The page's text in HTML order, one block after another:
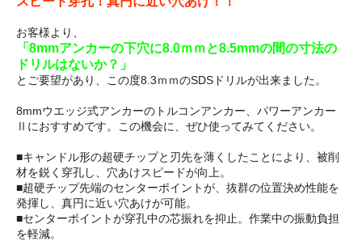
お客様より、
「8mmアンカーの下穴に8.0ｍｍと8.5mmの間の寸法の
ドリルはないか？」
とご要望があり、この度8.3ｍｍのSDSドリルが出来ました。
8mmウエッジ式アンカーのトルコンアンカー、パワーアンカー
Ⅱにおすすめです。この機会に、ぜひ使ってみてください。
■キャンドル形の超硬チップと刃先を薄くしたことにより、被削
材を鋭く穿孔し、穴あけスピードが向上。
■超硬チップ先端のセンターポイントが、抜群の位置決め性能を
発揮し、真円に近い穴あけが可能。
■センターポイントが穿孔中の芯振れを抑止。作業中の振動負担
を軽減。